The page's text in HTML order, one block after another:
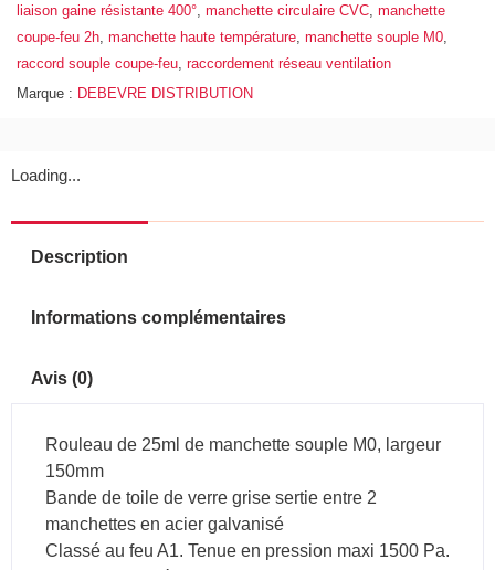
M0,
largeur
150mm
liaison gaine résistante 400°, manchette circulaire CVC, manchette
coupe-feu 2h, manchette haute température, manchette souple M0,
raccord souple coupe-feu, raccordement réseau ventilation
Marque : DEBEVRE DISTRIBUTION
Loading...
Description
Informations complémentaires
Avis (0)
Rouleau de 25ml de manchette souple M0, largeur
150mm
Bande de toile de verre grise sertie entre 2
manchettes en acier galvanisé
Classé au feu A1. Tenue en pression maxi 1500 Pa.